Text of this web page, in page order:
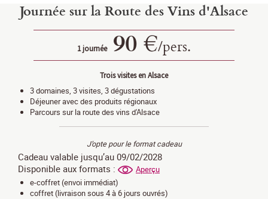
Journée sur la Route des Vins d'Alsace
1 journée 90 €/pers.
Trois visites en Alsace
3 domaines, 3 visites, 3 dégustations
Déjeuner avec des produits régionaux
Parcours sur la route des vins d'Alsace
J’opte pour le format cadeau
Cadeau valable jusqu’au 09/02/2028
Disponible aux formats :
Aperçu
e-coffret (envoi immédiat)
coffret (livraison sous 4 à 6 jours ouvrés)